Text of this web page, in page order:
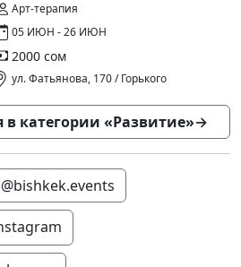
Арт-терапия
05 ИЮН - 26 ИЮН
2000 сом
ул. Фатьянова, 170 / Горького
в категории «Развитие»→